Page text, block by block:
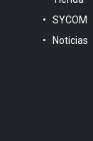
SYCOM
Noticias